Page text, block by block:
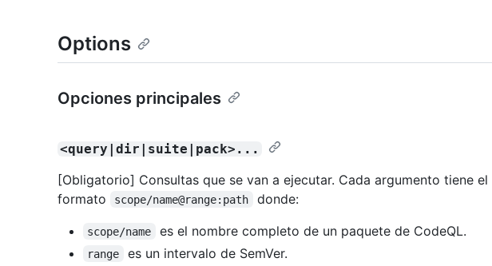
Options
Opciones principales
<query|dir|suite|pack>...
[Obligatorio] Consultas que se van a ejecutar. Cada argumento tiene el
formato
scope/name@range:path donde:
scope/name es el nombre completo de un paquete de CodeQL.
range es un intervalo de SemVer.